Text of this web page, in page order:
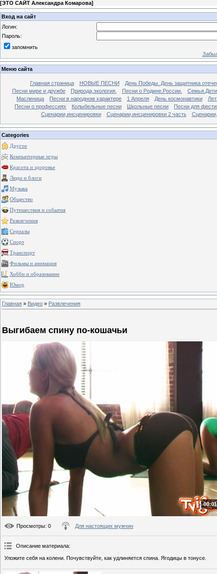
[ЭТО САЙТ Александра Комарова]
Вход на сайт
Логин:
Пароль:
запомнить
Меню сайта
Главная страница НОВЫЕ ПЕСНИ
День Победы. День защитника
Песни мире и дружбе
Природа,экология. Песни о Родине.России.
Масленица
Песни в народном характере 1 Апреля День космонавтики
Песни о профессиях
Колыбельные песни Школьные песни
Песни для
Сценарии,инсценировки
Сценарии,инсценировки 2 часть
Categories
Другое
Компьютерные игры
Красота и здоровье
Люди и блоги
Музыка
Общество
Путешествия и события
Развлечения
Сериалы
Спорт
Транспорт
Фильмы и анимация
Хобби и образование
Юмор
Главная » Видео » Развлечения
Выгибаем спину по-кошачьи
Просмотры: 0 Для настоящих мужчин
Описание материала:
Уложите себя на колени. Почувствуйте, как удлиняется спина. Ягодицы в тонусе.